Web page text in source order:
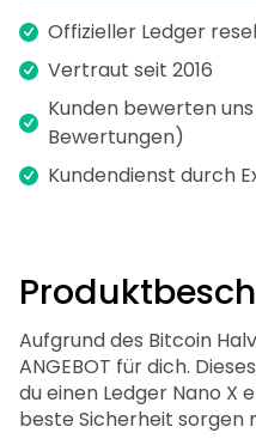
Offizieller Ledger
Vertraut seit 2016
Kunden bewerten
Bewertungen)
Kundendienst durch
Aufgrund des Bitcoin
ANGEBOT für dich.
du einen Ledger Nano X
beste Sicherheit sorgen